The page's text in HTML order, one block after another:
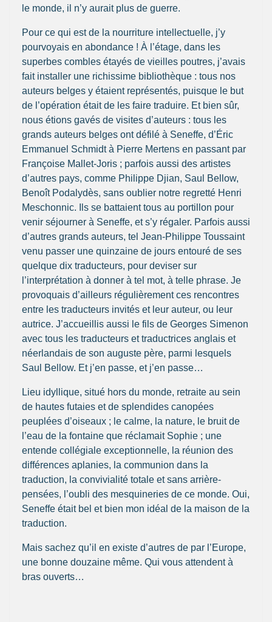
le monde, il n’y aurait plus de guerre.
Pour ce qui est de la nourriture intellectuelle, j’y
pourvoyais en abondance ! À l’étage, dans les
superbes combles étayés de vieilles poutres, j’avais
fait installer une richissime bibliothèque : tous nos
auteurs belges y étaient représentés, puisque le but
de l’opération était de les faire traduire. Et bien sûr,
nous étions gavés de visites d’auteurs : tous les
grands auteurs belges ont défilé à Seneffe, d’Éric
Emmanuel Schmidt à Pierre Mertens en passant par
Françoise Mallet-Joris ; parfois aussi des artistes
d’autres pays, comme Philippe Djian, Saul Bellow,
Benoît Podalydès, sans oublier notre regretté Henri
Meschonnic. Ils se battaient tous au portillon pour
venir séjourner à Seneffe, et s’y régaler. Parfois aussi
d’autres grands auteurs, tel Jean-Philippe Toussaint
venu passer une quinzaine de jours entouré de ses
quelque dix traducteurs, pour deviser sur
l’interprétation à donner à tel mot, à telle phrase. Je
provoquais d’ailleurs régulièrement ces rencontres
entre les traducteurs invités et leur auteur, ou leur
autrice. J’accueillis aussi le fils de Georges Simenon
avec tous les traducteurs et traductrices anglais et
néerlandais de son auguste père, parmi lesquels
Saul Bellow. Et j’en passe, et j’en passe…
Lieu idyllique, situé hors du monde, retraite au sein
de hautes futaies et de splendides canopées
peuplées d’oiseaux ; le calme, la nature, le bruit de
l’eau de la fontaine que réclamait Sophie ; une
entende collégiale exceptionnelle, la réunion des
différences aplanies, la communion dans la
traduction, la convivialité totale et sans arrière-
pensées, l’oubli des mesquineries de ce monde. Oui,
Seneffe était bel et bien mon idéal de la maison de la
traduction.
Mais sachez qu’il en existe d’autres de par l’Europe,
une bonne douzaine même. Qui vous attendent à
bras ouverts…